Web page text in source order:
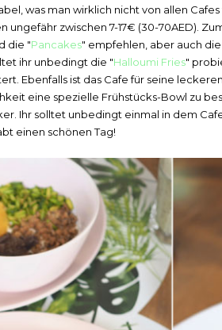
was man wirklich nicht von allen
ungefähr zwischen 7-17€ (30-70AED).
die "Pancakes" empfehlen, aber auch
ihr unbedingt die "Halloumi Fries"
Ebenfalls ist das Cafe für seine
eine spezielle Frühstücks-Bowl zu
Ihr solltet unbedingt einmal in dem
einen schönen Tag!